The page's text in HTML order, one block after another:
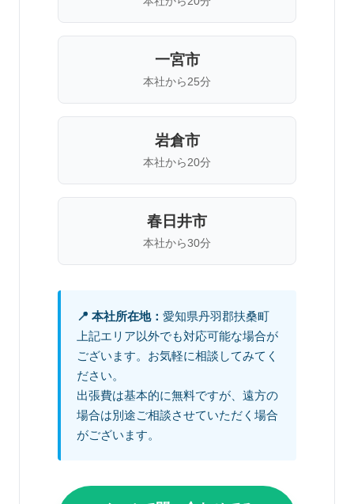
一宮市
本社から25分
岩倉市
本社から20分
春日井市
本社から30分
📍 本社所在地： 愛知県丹羽郡扶桑町
上記エリア以外でも対応可能な場合が
ございます。お気軽に相談してみてく
ださい。
出張費は基本的に無料ですが、遠方の
場合は別途ご相談させていただく場合
がございます。